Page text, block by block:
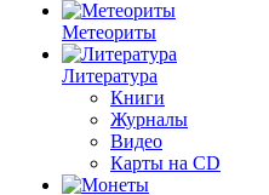
Метеориты
Литература
Книги
Журналы
Видео
Карты на CD